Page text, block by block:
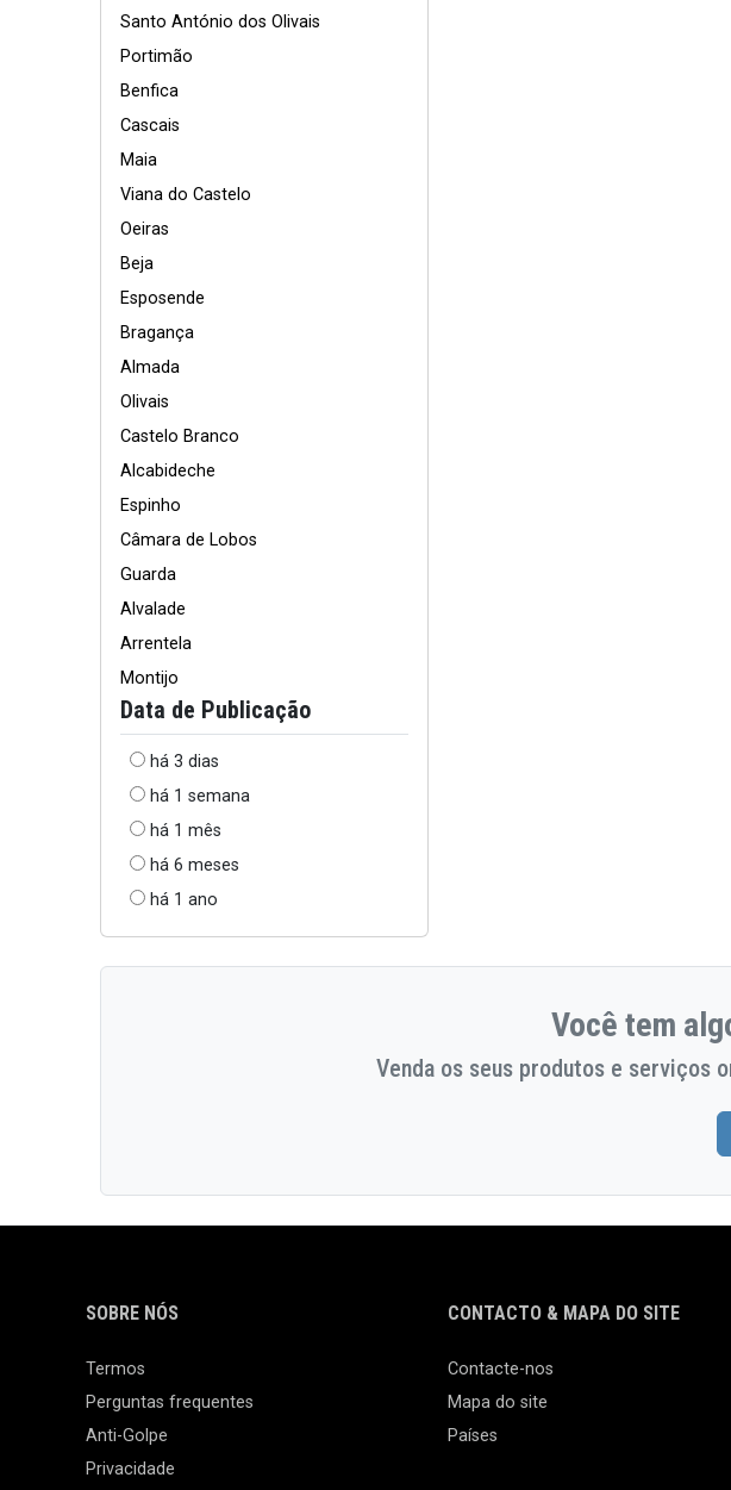
Santo António dos Olivais
Portimão
Benfica
Cascais
Maia
Viana do Castelo
Oeiras
Beja
Esposende
Bragança
Almada
Olivais
Castelo Branco
Alcabideche
Espinho
Câmara de Lobos
Guarda
Alvalade
Arrentela
Montijo
Data de Publicação
há 3 dias
há 1 semana
há 1 mês
há 6 meses
há 1 ano
Você tem
Venda os seus produtos e serviços
SOBRE NÓS
Termos
Perguntas frequentes
Anti-Golpe
Privacidade
CONTACTO & MAPA DO SITE
Contacte-nos
Mapa do site
Países